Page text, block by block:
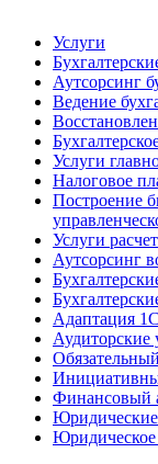
Услуги
Аутсорсинг
Ведение
Услуги
Налоговое
Построение
Услуги
Аутсорсинг
Адаптация 1С
Аудиторские
Финансовый
Юридические
Юридическое